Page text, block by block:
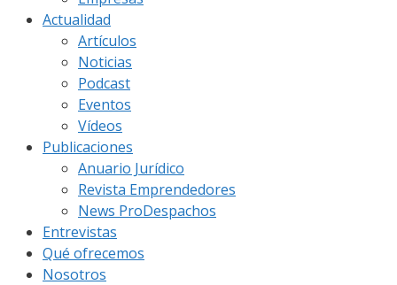
Actualidad
Artículos
Noticias
Podcast
Eventos
Vídeos
Publicaciones
Anuario Jurídico
Revista Emprendedores
News ProDespachos
Entrevistas
Qué ofrecemos
Nosotros